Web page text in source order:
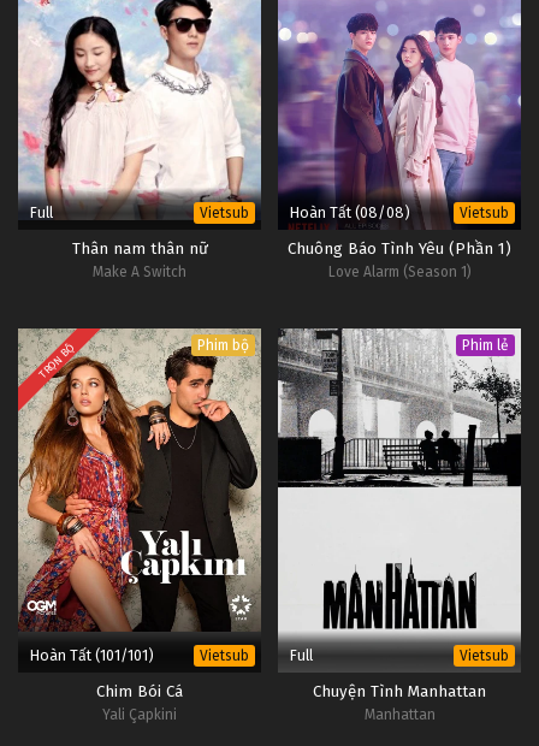
Full Vietsub
Thân nam thân nữ
Make A Switch
Hoàn Tất (08/08) Vietsub
Chuông Báo Tình Yêu (Phần 1)
Love Alarm (Season 1)
TRỌN BỘ Phim bộ
Hoàn Tất (101/101) Vietsub
Chim Bói Cá
Yali Çapkini
Phim lẻ
Full Vietsub
Chuyện Tình Manhattan
Manhattan